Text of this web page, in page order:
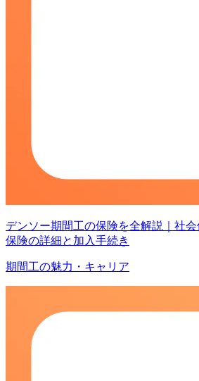
デンソー期間工の保険を全解説｜社
保険の詳細と加入手続き
期間工の魅力・キャリア